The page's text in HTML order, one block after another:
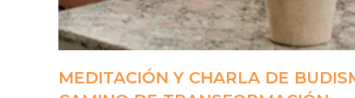
MEDITACIÓN Y CHARLA DE